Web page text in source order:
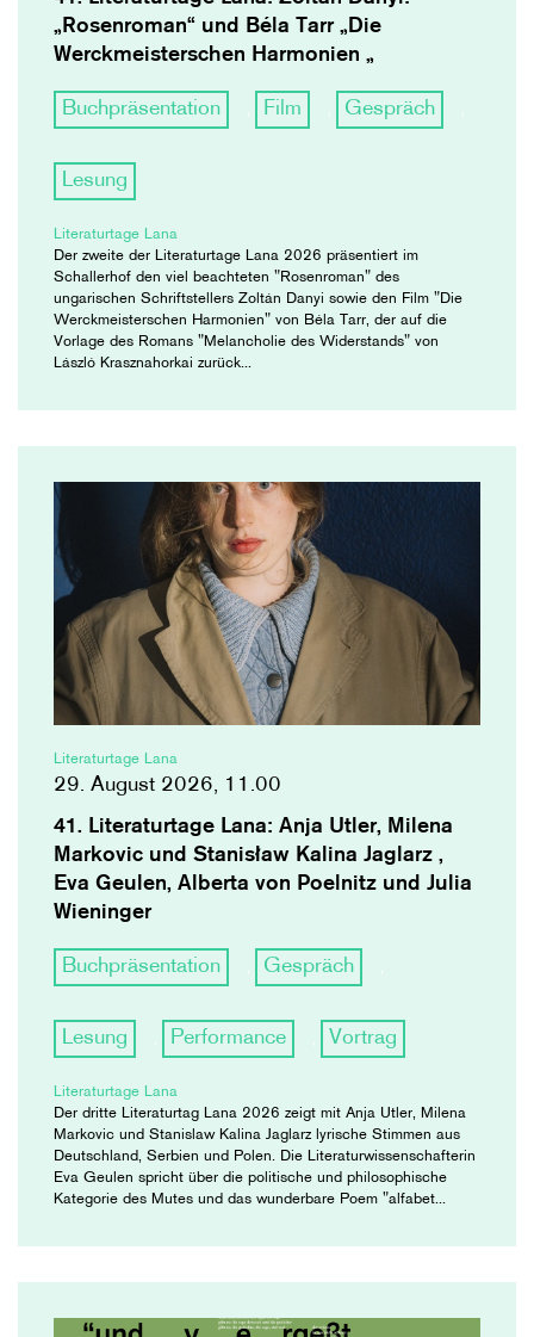
„Rosenroman“ und Béla Tarr „Die
Werckmeisterschen Harmonien „
Buchpräsentation , Film , Gespräch ,
Lesung
Literaturtage Lana
Der zweite der Literaturtage Lana 2026 präsentiert im
Schallerhof den viel beachteten "Rosenroman" des
ungarischen Schriftstellers Zoltán Danyi sowie den Film "Die
Werckmeisterschen Harmonien" von Béla Tarr, der auf die
Vorlage des Romans "Melancholie des Widerstands" von
László Krasznahorkai zurück...
Literaturtage Lana
29. August 2026, 11.00
41. Literaturtage Lana: Anja Utler, Milena
Markovic und Stanisław Kalina Jaglarz ,
Eva Geulen, Alberta von Poelnitz und Julia
Wieninger
Buchpräsentation Gespräch
Lesung Performance Vortrag
Literaturtage Lana
Der dritte Literaturtag Lana 2026 zeigt mit Anja Utler, Milena
Markovic und Stanislaw Kalina Jaglarz lyrische Stimmen aus
Deutschland, Serbien und Polen. Die Literaturwissenschafterin
Eva Geulen spricht über die politische und philosophische
Kategorie des Mutes und das wunderbare Poem "alfabet...